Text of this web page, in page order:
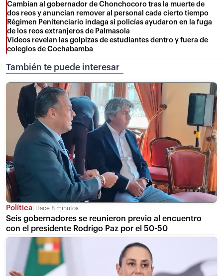
Cambian al gobernador de Chonchocoro tras la muerte de
dos reos y anuncian remover al personal cada cierto tiempo
Régimen Penitenciario indaga si policías ayudaron en la fuga
de los reos extranjeros de Palmasola
Videos revelan las golpizas de estudiantes dentro y fuera de
colegios de Cochabamba
También te puede interesar
Política Hace 8 minutos
Seis gobernadores se reunieron previo al encuentro
con el presidente Rodrigo Paz por el 50-50